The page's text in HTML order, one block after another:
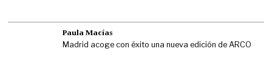
Paula Macías
Madrid acoge con éxito una nueva edición de ARCO